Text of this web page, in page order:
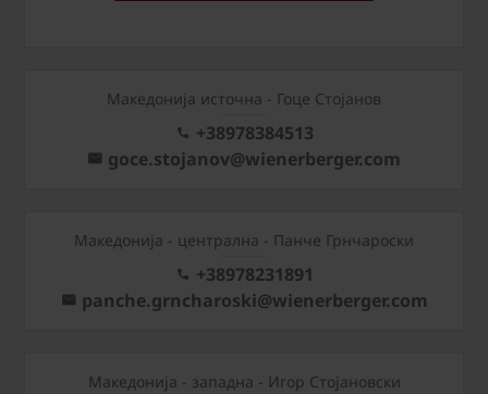
Македонија источна - Гоце Стојанов
+38978384513
goce.stojanov@wienerberger.com
Mакедонија - централна - Панче Грнчароски
+38978231891
panche.grncharoski@wienerberger.com
Mакедонија - западна - Игор Стојановски